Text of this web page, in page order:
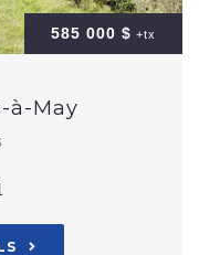
585 000 $ +tx
à-May